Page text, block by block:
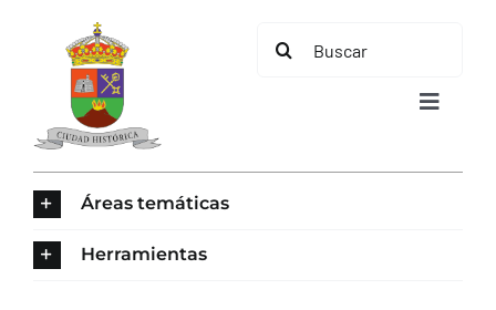
contenido
Buscar:
Toggle
Áreas temáticas
Herramientas